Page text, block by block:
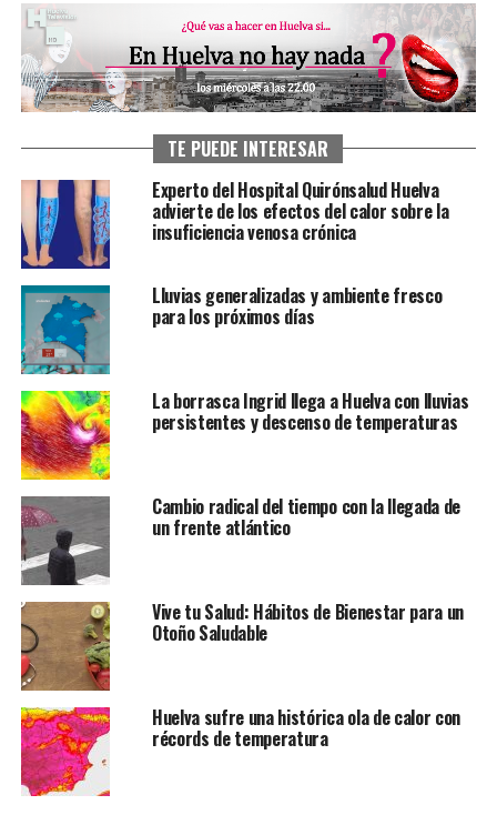
TE PUEDE INTERESAR
Experto del Hospital Quirónsalud Huelva
advierte de los efectos del calor sobre la
insuficiencia venosa crónica
Lluvias generalizadas y ambiente fresco
para los próximos días
La borrasca Ingrid llega a Huelva con lluvias
persistentes y descenso de temperaturas
Cambio radical del tiempo con la llegada de
un frente atlántico
Vive tu Salud: Hábitos de Bienestar para un
Otoño Saludable
Huelva sufre una histórica ola de calor con
récords de temperatura